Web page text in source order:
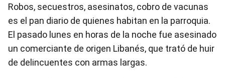
Robos, secuestros, asesinatos, cobro de vacunas
es el pan diario de quienes habitan en la parroquia.
El pasado lunes en horas de la noche fue asesinado
un comerciante de origen Libanés, que trató de huir
de delincuentes con armas largas.